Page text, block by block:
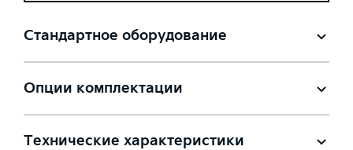
Стандартное оборудование
Опции комплектации
Технические характеристики